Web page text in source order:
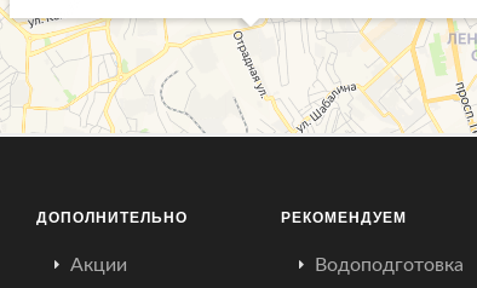
ДОПОЛНИТЕЛЬНО
Акции
РЕКОМЕНДУЕМ
Водоподготовка